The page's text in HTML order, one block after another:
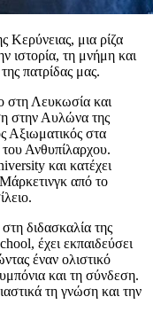
Κερύνειας, μια ρίζα
ιστορία, τη μνήμη και
πατρίδας μας.
στη Λευκωσία και
στην Αυλώνα της
Αξιωματικός στα
Ανθυπίλαρχου.
και κατέχει
από το
διδασκαλία της
έχει εκπαιδεύσει
έναν ολιστικό
και τη σύνδεση.
τη γνώση και την